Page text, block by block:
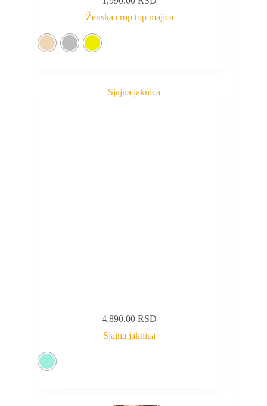
Ženska crop top majica
4,890.00RSD
Sjajna jaknica